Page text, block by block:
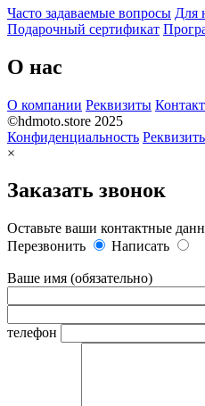
Часто задаваемые вопросы Для
Подарочный сертификат
О нас
О компании Реквизиты
©hdmoto.store 2025
Конфиденциальность
×
Заказать звонок
Оставьте ваши контактные
Перезвонить
Написать
Ваше имя (обязательно)
телефон